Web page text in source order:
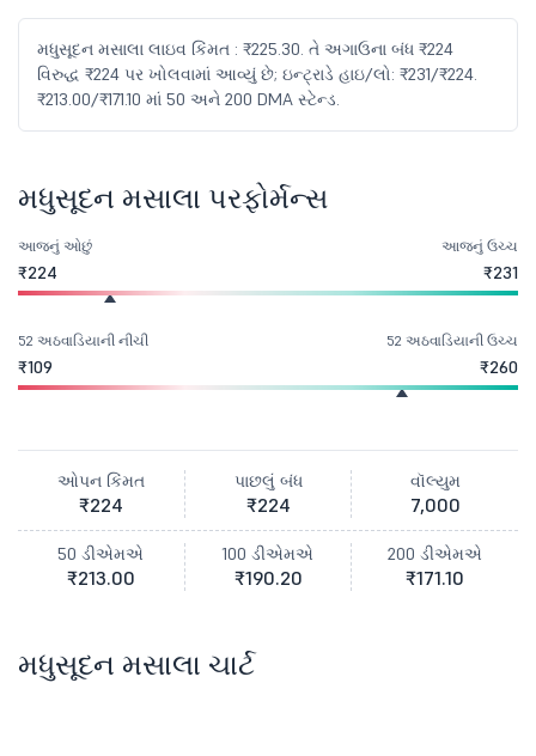
મધુસૂદન મસાલા લાઇવ કિંમત : ₹225.30. તે અગાઉના બંધ ₹224
વિરુદ્ધ ₹224 પર ખોલવામાં આવ્યું છે; ઇન્ટ્રાડે હાઇ/લો: ₹231/₹224.
₹213.00/₹171.10 માં 50 અને 200 DMA સ્ટેન્ડ.
મધુસૂદન મસાલા પરફોર્મન્સ
આજનું ઓછું
₹224
આજનું ઉચ્ચ
₹231
52 અઠવાડિયાની નીચી
₹109
52 અઠવાડિયાની ઉચ્ચ
₹260
ઓપન કિંમત
₹224
પાછલું બંધ
₹224
વૉલ્યુમ
7,000
50 ડીએમએ
₹213.00
100 ડીએમએ
₹190.20
200 ડીએમએ
₹171.10
મધુસૂદન મસાલા ચાર્ટ